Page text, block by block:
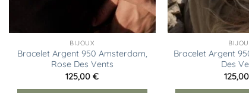
BIJOUX
Bracelet Argent 950 Amsterdam,
Rose Des Vents
125,00€
Bracelet Argent
Des